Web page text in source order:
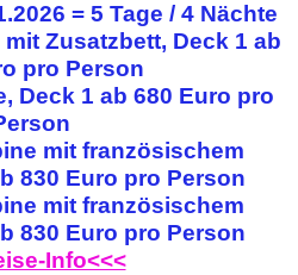
= 5 Tage / 4 Nächte
Zusatzbett, Deck 1 ab
pro Person
Deck 1 ab 680 Euro pro
mit französischem
830 Euro pro Person
mit französischem
830 Euro pro Person
Info<<<